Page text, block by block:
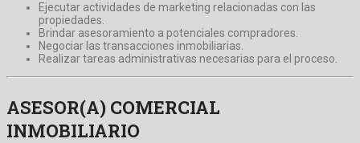
Ejecutar actividades de marketing relacionadas con las
propiedades.
Brindar asesoramiento a potenciales compradores.
Negociar las transacciones inmobiliarias.
Realizar tareas administrativas necesarias para el proceso.
ASESOR(A) COMERCIAL
INMOBILIARIO